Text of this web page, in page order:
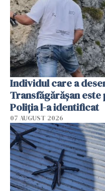
Individul care a
Transfăgărășan este
Poliția l-a identificat
07 AUGUST 2026